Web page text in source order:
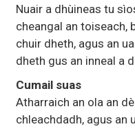
Nuair a dhùineas tu
cheangal an toiseach,
chuir dheth, agus an
dheth gus an inneal a
Cumail suas
Atharraich an ola an
chleachdadh, agus an